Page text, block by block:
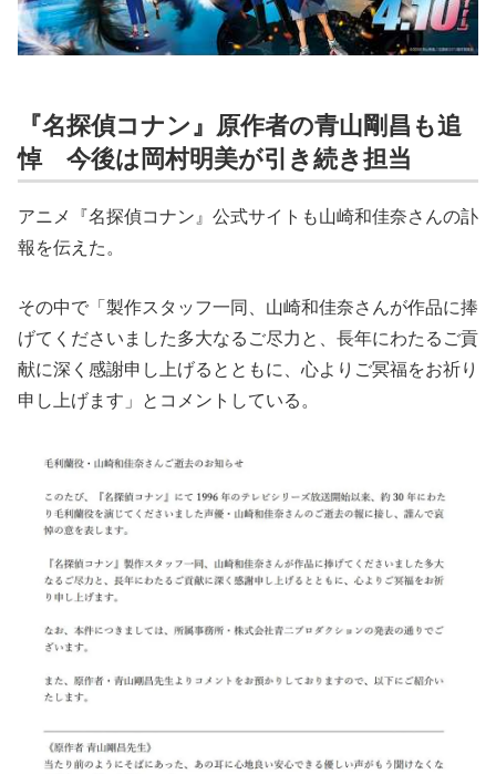
『名探偵コナン』原作者の青山剛昌も追
悼 今後は岡村明美が引き続き担当
アニメ『名探偵コナン』公式サイトも山崎和佳奈さんの訃
報を伝えた。
その中で「製作スタッフ一同、山崎和佳奈さんが作品に捧
げてくださいました多大なるご尽力と、長年にわたるご貢
献に深く感謝申し上げるとともに、心よりご冥福をお祈り
申し上げます」とコメントしている。